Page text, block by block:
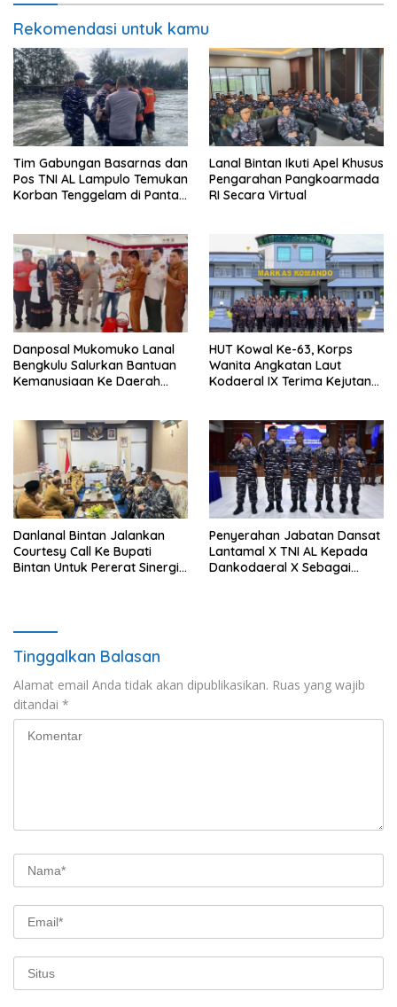
Rekomendasi untuk kamu
Tim Gabungan Basarnas dan
Pos TNI AL Lampulo Temukan
Korban Tenggelam di Pantai
Lanal Bintan Ikuti Apel Khusus
Pengarahan Pangkoarmada
RI Secara Virtual
Danposal Mukomuko Lanal
Bengkulu Salurkan Bantuan
Kemanusiaan Ke Daerah
HUT Kowal Ke-63, Korps
Wanita Angkatan Laut
Kodaeral IX Terima Kejutan
Danlanal Bintan Jalankan
Courtesy Call Ke Bupati
Bintan Untuk Pererat Sinergi
Penyerahan Jabatan Dansat
Lantamal X TNI AL Kepada
Dankodaeral X Sebagai
Tinggalkan Balasan
Alamat email Anda tidak akan dipublikasikan. Ruas yang wajib
ditandai *